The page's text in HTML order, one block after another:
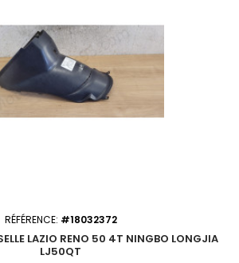
RÉFÉRENCE: #18032372
LAZIO RENO 50 4T NINGBO LONGJIA
LJ50QT